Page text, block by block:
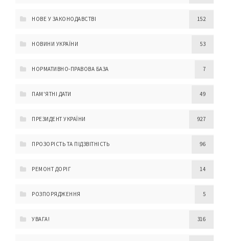
НОВЕ У ЗАКОНОДАВСТВІ 152
НОВИНИ УКРАЇНИ 53
НОРМАТИВНО-ПРАВОВА БАЗА 7
ПАМ'ЯТНІ ДАТИ 49
ПРЕЗИДЕНТ УКРАЇНИ 927
ПРОЗОРІСТЬ ТА ПІДЗВІТНІСТЬ 96
РЕМОНТ ДОРІГ 14
РОЗПОРЯДЖЕННЯ 5
УВАГА! 316